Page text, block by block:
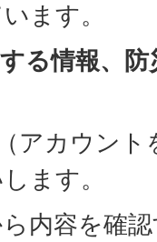
ます。
る情報、
アカウン
ます。
内容を確